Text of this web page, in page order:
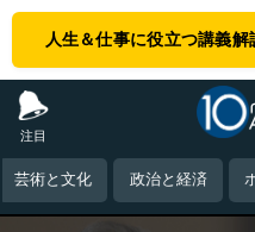
人生＆仕事に役立つ講義解
注目
芸術と文化 政治と経済